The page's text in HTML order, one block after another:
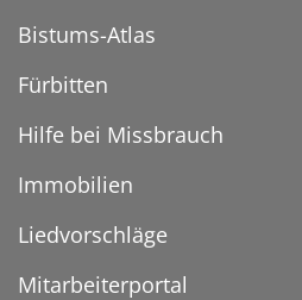
Bistums-Atlas
Fürbitten
Hilfe bei Missbrauch
Immobilien
Liedvorschläge
Mitarbeiterportal